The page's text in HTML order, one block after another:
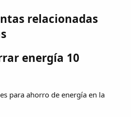
relacionadas
energía 10
para ahorro de energía en la